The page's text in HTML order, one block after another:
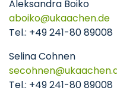
Aleksandra Boiko
aboiko
ukaachende
Tel.: +49 241-80 89008
Selina Cohnen
secohnen
ukaachen
Tel.: +49 241-80 89008